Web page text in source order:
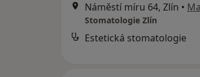
Náměstí míru 64, Zlín •
Stomatologie Zlín
Estetická stomatologie